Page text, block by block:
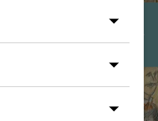
Open
Banner